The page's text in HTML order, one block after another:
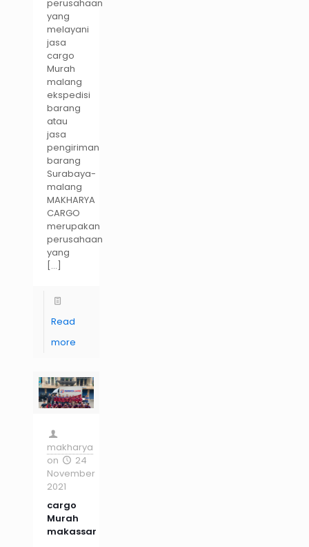
perusahaan
yang
melayani
jasa
cargo
Murah
malang
ekspedisi
barang
atau
jasa
pengiriman
barang
Surabaya-
malang
MAKHARYA
CARGO
merupakan
perusahaan
yang
[…]
Read
more
makharya
on
24
November
2021
cargo
Murah
makassar